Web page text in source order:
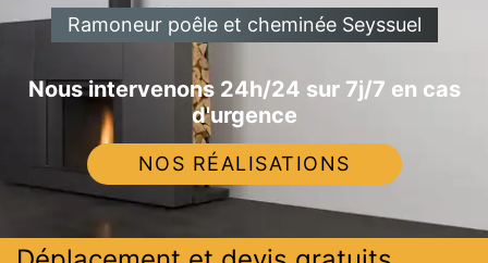
Ramoneur poêle et cheminée Seyssuel
Nous intervenons 24h/24 sur 7j/7 en cas
d'urgence
NOS RÉALISATIONS